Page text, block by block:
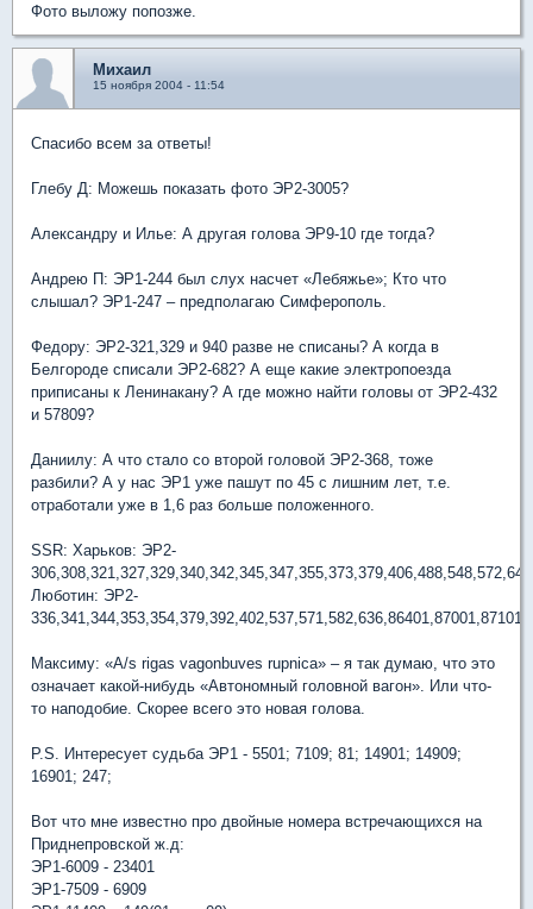
Фото выложу попозже.
Михаил
15 ноября 2004 - 11:54
Спасибо всем за ответы!
Глебу Д: Можешь показать фото ЭР2-3005?
Александру и Илье: А другая голова ЭР9-10 где тогда?
Андрею П: ЭР1-244 был слух насчет «Лебяжье»; Кто что
слышал? ЭР1-247 – предполагаю Симферополь.
Федору: ЭР2-321,329 и 940 разве не списаны? А когда в
Белгороде списали ЭР2-682? А еще какие электропоезда
приписаны к Ленинакану? А где можно найти головы от ЭР2-432
и 57809?
Даниилу: А что стало со второй головой ЭР2-368, тоже
разбили? А у нас ЭР1 уже пашут по 45 с лишним лет, т.е.
отработали уже в 1,6 раз больше положенного.
SSR: Харьков: ЭР2-
Люботин: ЭР2-
Максиму: «A/s rigas vagonbuves rupnica» – я так думаю, что это
означает какой-нибудь «Автономный головной вагон». Или что-
то наподобие. Скорее всего это новая голова.
P.S. Интересует судьба ЭР1 - 5501; 7109; 81; 14901; 14909;
16901; 247;
Вот что мне известно про двойные номера встречающихся на
Приднепровской ж.д:
ЭР1-6009 - 23401
ЭР1-7509 - 6909